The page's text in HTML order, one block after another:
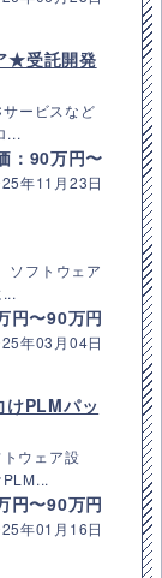
★受託開発
ービスなど
...
：90万円〜
年11月23日
ソフトウェア
円〜90万円
年03月04日
けPLMパッ
ウェア設
円〜90万円
年01月16日